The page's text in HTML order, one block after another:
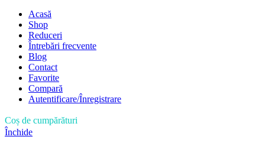
Acasă
Shop
Reduceri
Întrebări frecvente
Blog
Contact
Favorite
Compară
Autentificare/Înregistrare
Coș de cumpărături
Închide